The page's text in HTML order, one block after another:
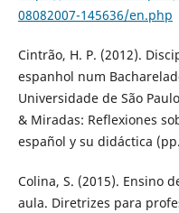
08082007-145636/en.php
Cintrão, H. P. (2012).
espanhol num
Universidade de São
& Miradas: Reflexiones
español y su didáctica
Colina, S. (2015). Ensino
aula. Diretrizes para